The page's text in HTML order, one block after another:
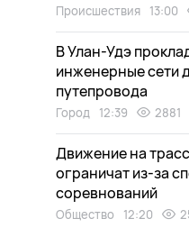
Происшествия 13:00
В Улан-Удэ
инженерные сети
путепровода
Город 12:39 2881
Движение на
ограничат из-за
соревнований
Общество 12:20